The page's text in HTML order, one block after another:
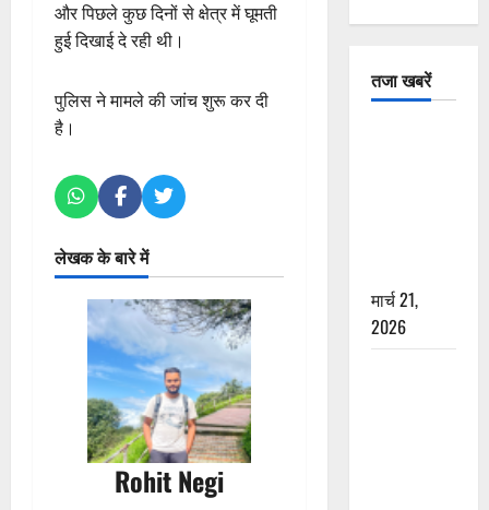
और पिछले कुछ दिनों से क्षेत्र में घूमती
हुई दिखाई दे रही थी।
पुलिस ने मामले की जांच शुरू कर दी
है।
लेखक के बारे में
Rohit Negi
तजा खबरें
मार्च 21,
2026